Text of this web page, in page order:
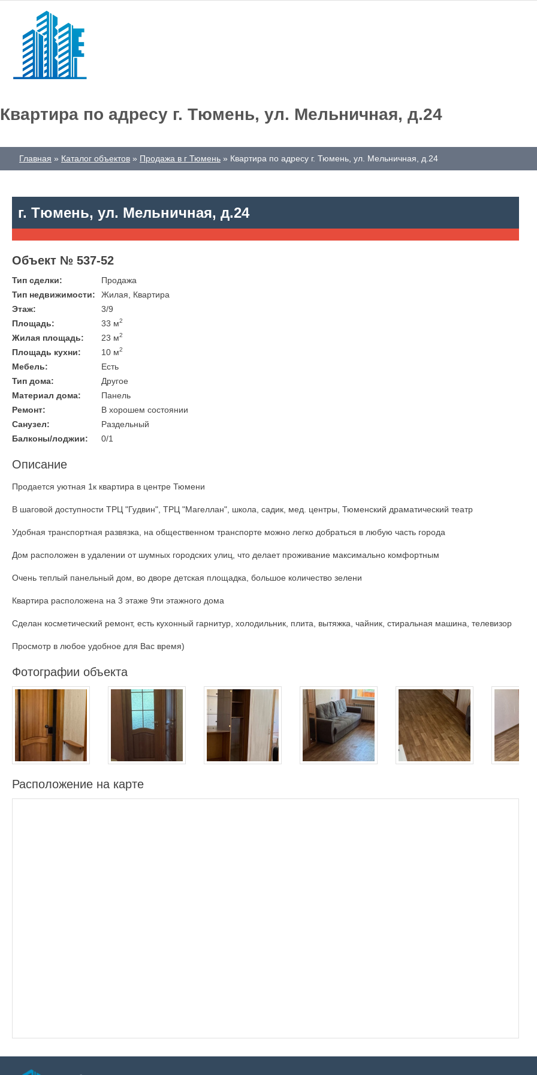
Квартира по адресу г. Тюмень, ул. Мельничная, д.24
Главная Каталог объектов Продажа в г Тюмень Квартира по адресу г. Тюмень, ул. Мельничная, д.24
г. Тюмень, ул. Мельничная, д.24
Объект № 537-52
Тип сделки:
Продажа
Тип недвижимости:
Жилая, Квартира
Этаж:
3/9
Площадь:
33 м2
Жилая площадь: 23 м2
Площадь кухни: 10 м2
Мебель:
Есть
Тип дома:
Другое
Материал дома:
Панель
Ремонт:
В хорошем состоянии
Санузел:
Раздельный
Балконы/лоджии:
0/1
Описание
Продается уютная 1к квартира в центре Тюмени
В шаговой доступности ТРЦ "Гудвин", ТРЦ "Магеллан", школа, садик, мед. центры, Тюменский драматический театр
Удобная транспортная развязка, на общественном транспорте можно легко добраться в любую часть города
Дом расположен в удалении от шумных городских улиц, что делает проживание максимально комфортным
Очень теплый панельный дом, во дворе детская площадка, большое количество зелени
Квартира расположена на 3 этаже 9ти этажного дома
Сделан косметический ремонт, есть кухонный гарнитур, холодильник, плита, вытяжка, чайник, стиральная машина, телевизор
Просмотр в любое удобное для Вас время)
Фотографии объекта
Расположение на карте